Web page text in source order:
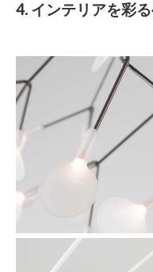
4. インテリアを彩